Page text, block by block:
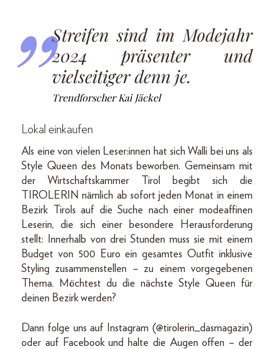
Streifen sind im Modejahr
2024 präsenter und
vielseitiger denn je.
Trendforscher Kai Jäckel
Lokal einkaufen
Als eine von vielen Leser:innen hat sich Walli bei uns als
Style Queen des Monats beworben. Gemeinsam mit
der Wirtschaftskammer Tirol begibt sich die
TIROLERIN nämlich ab sofort jeden Monat in einem
Bezirk Tirols auf die Suche nach einer modeaffinen
Leserin, die sich einer besondere Herausforderung
stellt: Innerhalb von drei Stunden muss sie mit einem
Budget von 500 Euro ein gesamtes Outfit inklusive
Styling zusammenstellen – zu einem vorgegebenen
Thema. Möchtest du die nächste Style Queen für
deinen Bezirk werden?
Dann folge uns auf Instagram (@tirolerin_dasmagazin)
oder auf Facebook und halte die Augen offen – der